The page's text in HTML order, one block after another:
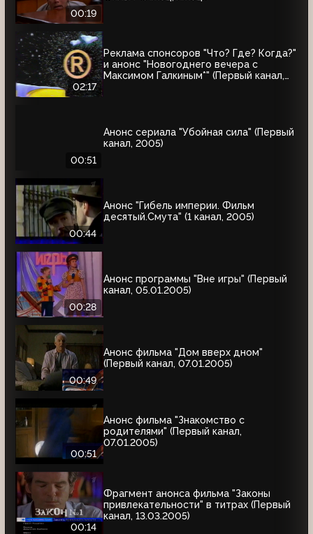
00:19
02:17
Реклама спонсоров "Что? Где? Когда?"
и анонс "Новогоднего вечера с
Максимом Галкиным*" (Первый канал,
00:51
Анонс сериала "Убойная сила" (Первый
канал, 2005)
00:44
Анонс "Гибель империи. Фильм
десятый.Смута" (1 канал, 2005)
00:28
Анонс программы "Вне игры" (Первый
канал, 05.01.2005)
00:49
Анонс фильма "Дом вверх дном"
(Первый канал, 07.01.2005)
00:51
Анонс фильма "Знакомство с
родителями" (Первый канал,
07.01.2005)
00:14
Фрагмент анонса фильма "Законы
привлекательности" в титрах (Первый
канал, 13.03.2005)